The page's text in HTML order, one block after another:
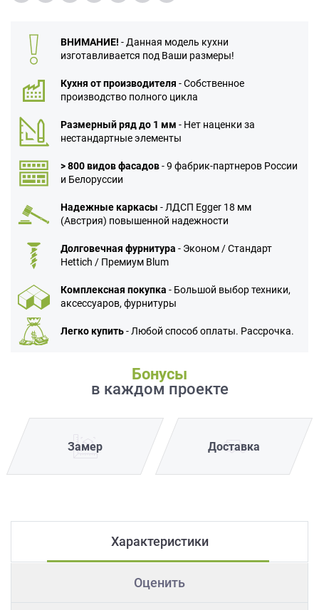
ВНИМАНИЕ! - Данная модель кухни
изготавливается под Ваши размеры!
Кухня от производителя - Собственное
производство полного цикла
Размерный ряд до 1 мм - Нет наценки за
нестандартные элементы
> 800 видов фасадов- 9 фабрик-партнеров России
и Белоруссии
Надежные каркасы - ЛДСП Egger 18 мм
(Австрия) повышенной надежности
Долговечная фурнитура - Эконом / Стандарт
Hettich / Премиум Blum
Комплексная покупка - Большой выбор техники,
аксессуаров, фурнитуры
Легко купить- Любой способ оплаты. Рассрочка.
Бонусы
в каждом проекте
Замер Доставка
Характеристики
Оценить